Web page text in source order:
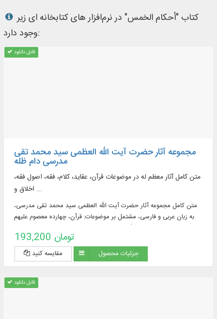
کتاب "أحکام الخمس" در نرم‌افزار های کتابخانه ای زیر
وجود دارد:
قابل دانلود
مجموعه آثار حضرت آیت الله العظمی سید محمد تقی
مدرسی دام ظله
متن کامل آثار معظم له در موضوعات قرآن، عقاید، کلام، فقه، اصول فقه،
اخلاق و ...
متن كامل مجموعه آثار حضرت آیت الله العظمی سید محمد تقی مدرسی،
به زبان عربی و فارسی، مشتمل بر موضوعات: قرآن، چهارده معصوم علیهم
العباس علیه السلام و ...
193,200 تومان
مقایسه کنید جزئیات محصول
قابل دانلود